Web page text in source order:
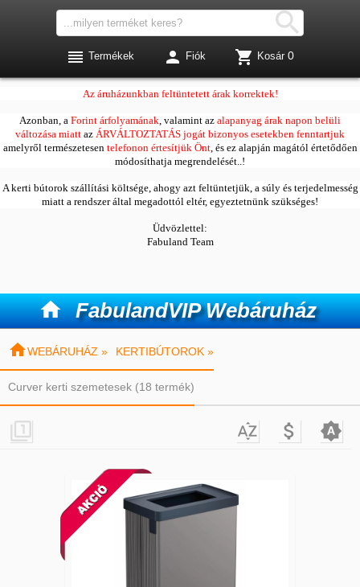
Kedves Vásárlóink!
Az áruházunkban feltüntetett árak korrektek!
Azonban, a Forint árfolyamának, valamint az alapanyag árak napon belüli
változása miatt az ÁRVÁLTOZTATÁS jogát bizonyos esetekben fenntartjuk
amelyről természetesentelefonon értesítjük Önt, és ez alapján magától értetődően
módosíthatja megrendelését..!
A kerti bútorok szállítási költsége, ahogy azt feltüntetjük, a súly és terjedelmesség
miatt a rendszer által megadottól eltér, egyeztetnünk szükséges!
Üdvözlettel:
Fabuland Team
 FabulandVIP Webáruház

 Termékek  Fiók  Kosár 0
WEBÁRUHÁZ » KERTIBÚTOROK »
Curver kerti szemetesek (18 termék)
   